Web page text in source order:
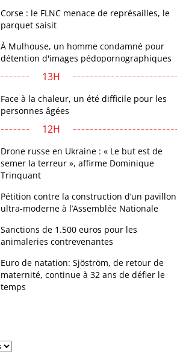
Corse : le FLNC menace de représailles, le
parquet saisit
À Mulhouse, un homme condamné pour
détention d'images pédopornographiques
13H
Face à la chaleur, un été difficile pour les
personnes âgées
12H
Drone russe en Ukraine : « Le but est de
semer la terreur », affirme Dominique
Trinquant
Pétition contre la construction d’un pavillon
ultra-moderne à l’Assemblée Nationale
Sanctions de 1.500 euros pour les
animaleries contrevenantes
Euro de natation: Sjöström, de retour de
maternité, continue à 32 ans de défier le
temps